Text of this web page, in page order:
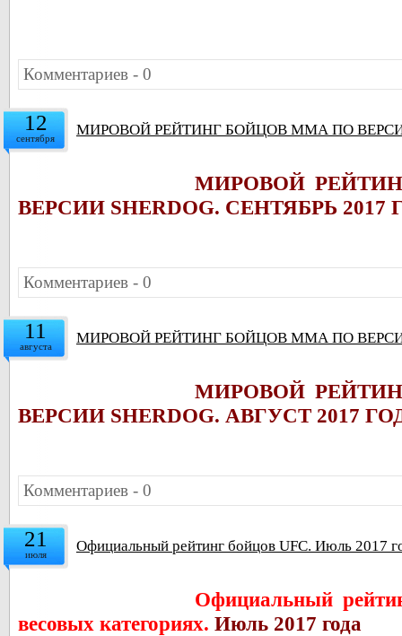
Комментариев - 0
12
сентября МИРОВОЙ РЕЙТИНГ БОЙЦОВ ММА ПО ВЕРСИИ
МИРОВОЙ
ВЕРСИИ SHERDOG. СЕНТЯБРЬ 2017
Комментариев - 0
11
августа МИРОВОЙ РЕЙТИНГ БОЙЦОВ ММА ПО ВЕРСИИ
МИРОВОЙ
ВЕРСИИ SHERDOG. АВГУСТ 2017
Комментариев - 0
21
июля Официальный рейтинг бойцов UFC. Июль 2017
Официальный
весовых категориях. Июль 2017 года